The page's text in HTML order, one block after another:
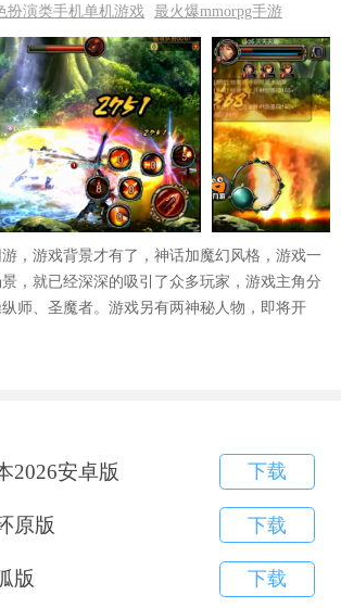
扮演类手机单机游戏 最火爆mmorpg手游
，游戏背景才有了，神话加魔幻风格，游戏一
，就已经深深的吸引了众多玩家，游戏主角分
师、圣魔者。游戏另有两神秘人物，即将开
2026安卓版 下载
原版 下载
版 下载